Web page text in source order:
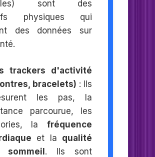
sont des
physiques qui
des données sur
trackers d'activité
bracelets) : Ils
les pas, la
parcourue, les
lafréquence
et la qualité
sommeil. Ils sont